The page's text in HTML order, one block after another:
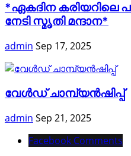
*ഏകദിന കരിയറിലെ
നേടി സ്മൃതി മന്ദാന*
admin Sep 17, 2025
വേൾഡ് ചാമ്പ്യൻഷിപ്പ്
admin Sep 21, 2025
Facebook Comments